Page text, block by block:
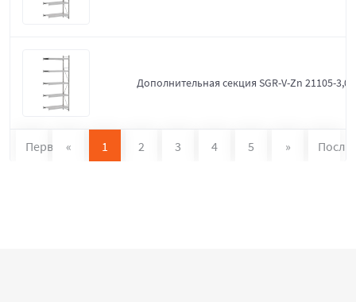
Дополнительная секция SGR-V-Zn 21105-3,0
Первая « 1 2 3 4 5 »